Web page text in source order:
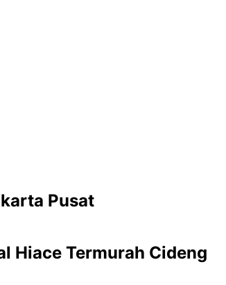
Pusat
Hiace Termurah Cideng